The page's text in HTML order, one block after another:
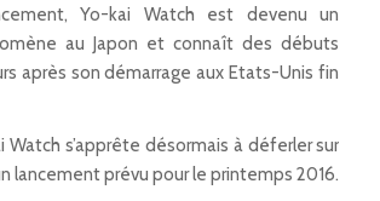
Yo-kai Watch est devenu un
au Japon et connaît des débuts
après son démarrage aux Etats-Unis fin
Watch s’apprête désormais à déferler sur
lancement prévu pour le printemps 2016.